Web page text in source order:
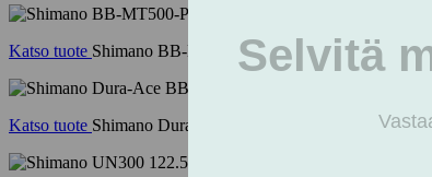
Katso tuote Shimano BB-MT500-PA Hollowtech II PressFit
Katso tuote Shimano Dura-Ace BB-R9100 BSA keskiö